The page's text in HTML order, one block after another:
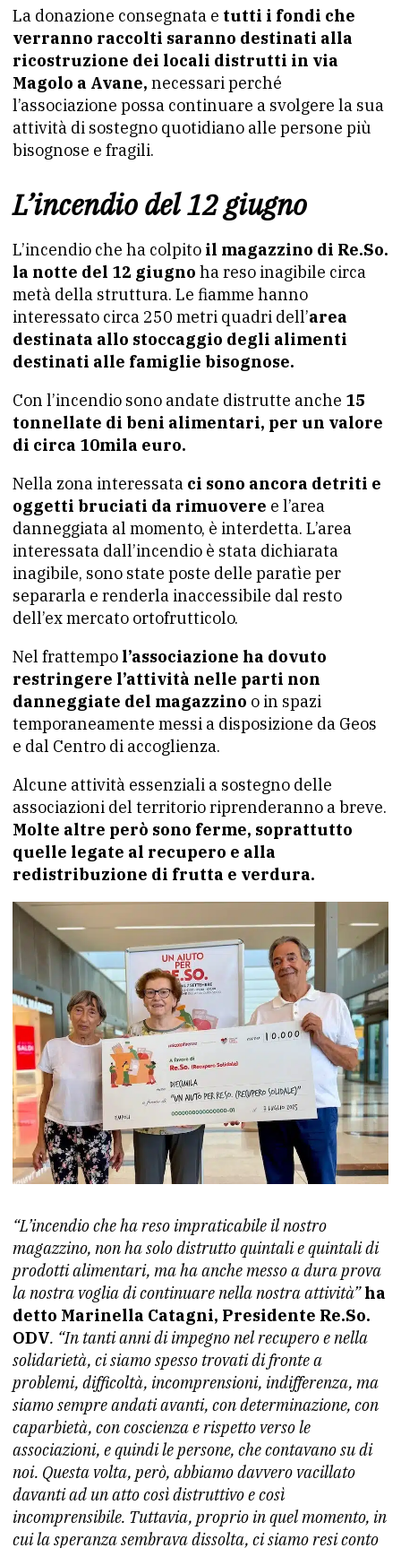
La donazione consegnata e tutti i fondi che
verranno raccolti saranno destinati alla
ricostruzione dei locali distrutti in via
Magolo a Avane, necessari perché
l’associazione possa continuare a svolgere la sua
attività di sostegno quotidiano alle persone più
bisognose e fragili.
L’incendio del 12 giugno
L’incendio che ha colpito il magazzino di Re.So.
la notte del 12 giugno ha reso inagibile circa
metà della struttura. Le fiamme hanno
interessato circa 250 metri quadri dell’area
destinata allo stoccaggio degli alimenti
destinati alle famiglie bisognose.
Con l’incendio sono andate distrutte anche 15
tonnellate di beni alimentari, per un valore
di circa 10mila euro.
Nella zona interessata ci sono ancora detriti e
oggetti bruciati da rimuovere e l’area
danneggiata al momento, è interdetta. L’area
interessata dall’incendio è stata dichiarata
inagibile, sono state poste delle paratìe per
separarla e renderla inaccessibile dal resto
dell’ex mercato ortofrutticolo.
Nel frattempo l’associazione ha dovuto
restringere l’attività nelle parti non
danneggiate del magazzino o in spazi
temporaneamente messi a disposizione da Geos
e dal Centro di accoglienza.
Alcune attività essenziali a sostegno delle
associazioni del territorio riprenderanno a breve.
Molte altre però sono ferme, soprattutto
quelle legate al recupero e alla
redistribuzione di frutta e verdura.
“L’incendio che ha reso impraticabile il nostro
magazzino, non ha solo distrutto quintali e quintali di
prodotti alimentari, ma ha anche messo a dura prova
la nostra voglia di continuare nella nostra attività”ha
detto Marinella Catagni, Presidente Re.So.
ODV. “In tanti anni di impegno nel recupero e nella
solidarietà, ci siamo spesso trovati di fronte a
problemi, difficoltà, incomprensioni, indifferenza, ma
siamo sempre andati avanti, con determinazione, con
caparbietà, con coscienza e rispetto verso le
associazioni, e quindi le persone, che contavano su di
noi. Questa volta, però, abbiamo davvero vacillato
davanti ad un atto così distruttivo e così
incomprensibile. Tuttavia, proprio in quel momento, in
cui la speranza sembrava dissolta, ci siamo resi conto